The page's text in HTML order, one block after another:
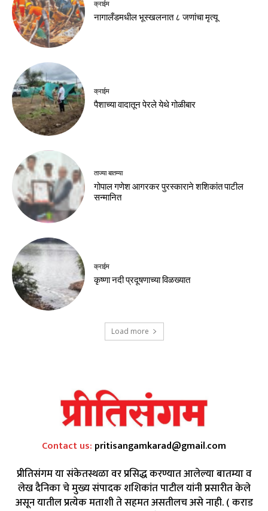
क्राईम
नागालँडमधील भूस्खलनात ८ जणांचा मृत्यू
क्राईम
पैशाच्या वादातून पेरले येथे गोळीबार
ताज्या बातम्या
गोपाल गणेश आगरकर पुरस्काराने शशिकांत पाटील
सन्मानित
क्राईम
कृष्णा नदी प्रदूषणाच्या विळख्यात
Load more
Contact us: pritisangamkarad@gmail.com
प्रीतिसंगम या संकेतस्थळा वर प्रसिद्ध करण्यात आलेल्या बातम्या व
लेख दैनिका चे मुख्य संपादक शशिकांत पाटील यांनी प्रसारीत केले
असून यातील प्रत्येक मताशी ते सहमत असतीलच असे नाही. ( कराड